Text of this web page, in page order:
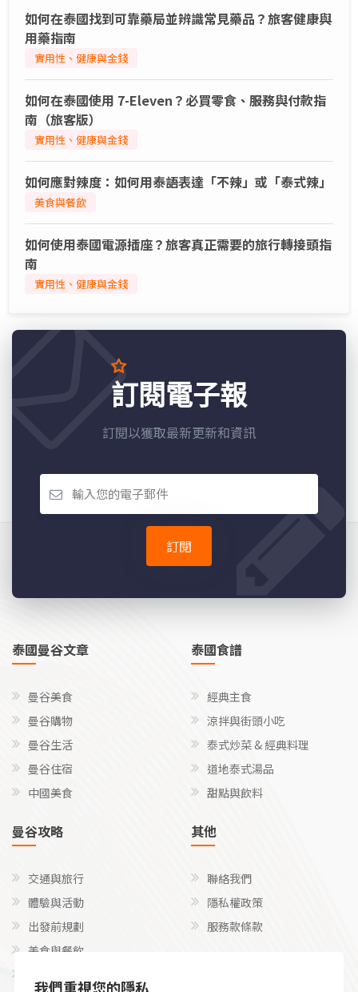
我們重視您的隱私
如何在泰國找到可靠藥局並辨識常見藥品？旅客健康與
用藥指南
實用性、健康與金錢
如何在泰國使用 7-Eleven？必買零食、服務與付款指
南（旅客版）
實用性、健康與金錢
如何應對辣度：如何用泰語表達「不辣」或「泰式辣」
美食與餐飲
如何使用泰國電源插座？旅客真正需要的旅行轉接頭指
南
實用性、健康與金錢
訂閱電子報
訂閱以獲取最新更新和資訊
訂閱
泰國曼谷文章
曼谷美食
曼谷購物
曼谷生活
曼谷住宿
中國美食
泰國食譜
經典主食
涼拌與街頭小吃
泰式炒菜 & 經典料理
道地泰式湯品
甜點與飲料
曼谷攻略
交通與旅行
體驗與活動
出發前規劃
美食與餐飲
其他
聯絡我們
隱私權政策
服務款條款